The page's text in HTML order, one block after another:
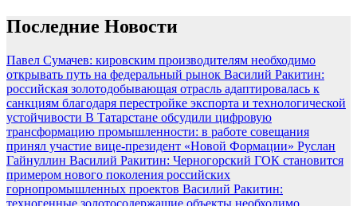
Перейти
к
Последние Новости
Павел Сумачев: кировским производителям необходимо
открывать путь на федеральный рынок Василий Ракитин:
российская золотодобывающая отрасль адаптировалась к
санкциям благодаря перестройке экспорта и технологической
устойчивости В Татарстане обсудили цифровую
трансформацию промышленности: в работе совещания
принял участие вице-президент «Новой Формации» Руслан
Гайнуллин Василий Ракитин: Черногорский ГОК становится
примером нового поколения российских
горнопромышленных проектов Василий Ракитин:
техногенные золотосодержащие объекты необходимо